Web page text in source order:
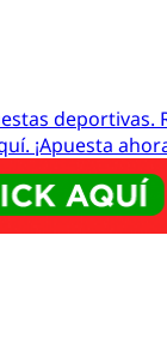
deportivas.
¡Apuesta